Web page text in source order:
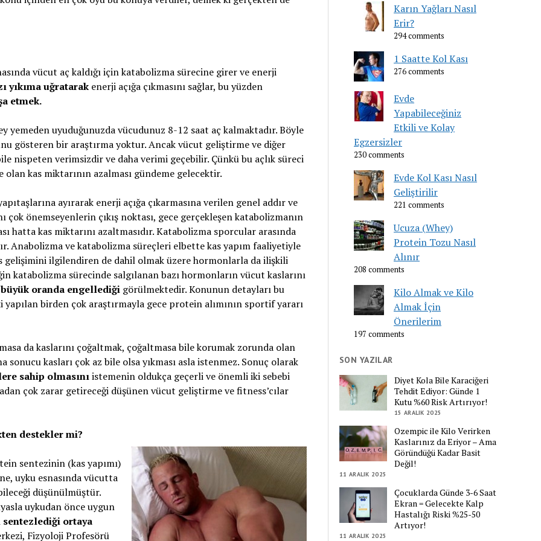
vücut aç kaldığı için katabolizma sürecine girer ve enerji
yıkıma uğratarakenerji açığa çıkmasını sağlar, bu yüzden
etmek.
yemeden uyuduğunuzda vücudunuz 8-12 saat aç kalmaktadır. Böyle
gösteren bir araştırma yoktur. Ancak vücut geliştirme ve diğer
nispeten verimsizdir ve daha verimi geçebilir. Çünkü bu açlık süreci
kas miktarının azalması gündeme gelecektir.
ayırarak enerji açığa çıkarmasına verilen genel addır ve
çok önemseyenlerin çıkış noktası, gece gerçekleşen katabolizmanın
hatta kas miktarını azaltmasıdır. Katabolizma sporcular arasında
Anabolizma ve katabolizma süreçleri elbette kas yapım faaliyetiyle
gelişimini ilgilendiren de dahil olmak üzere hormonlarla da ilişkili
katabolizma sürecinde salgılanan bazı hormonların vücut kaslarını
büyük oranda engellediğigörülmektedir. Konunun detayları bu
yapılan birden çok araştırmayla gece protein alımının sportif yararı
da kaslarını çoğaltmak, çoğaltmasa bile korumak zorunda olan
kasları çok az bile olsa yıkması asla istenmez. Sonuç olarak
sahip olmasınıistemenin oldukça geçerli ve önemli iki sebebi
çok zarar getireceği düşünen vücut geliştirme ve fitness’cılar
destekler mi?
sentezinin (kas yapımı)
uyku esnasında vücutta
düşünülmüştür.
uykudan önce uygun
sentezlediği ortaya
Fizyoloji Profesörü
Karın Yağları Nasıl
Erir?
294 comments
1 Saatte Kol Kası
276 comments
Evde
Yapabileceğiniz
Etkili ve Kolay
Egzersizler
230 comments
Evde Kol Kası Nasıl
Geliştirilir
221 comments
Ucuza (Whey)
Protein Tozu Nasıl
Alınır
208 comments
Kilo Almak ve Kilo
Almak İçin
Önerilerim
197 comments
SON YAZILAR
Diyet Kola Bile Karaciğeri
Tehdit Ediyor: Günde 1
Kutu %60 Risk Artırıyor!
15 ARALIK 2025
Ozempic ile Kilo Verirken
Kaslarınız da Eriyor – Ama
Göründüğü Kadar Basit
Değil!
11 ARALIK 2025
Çocuklarda Günde 3-6 Saat
Ekran = Gelecekte Kalp
Hastalığı Riski %25-50
Artıyor!
11 ARALIK 2025